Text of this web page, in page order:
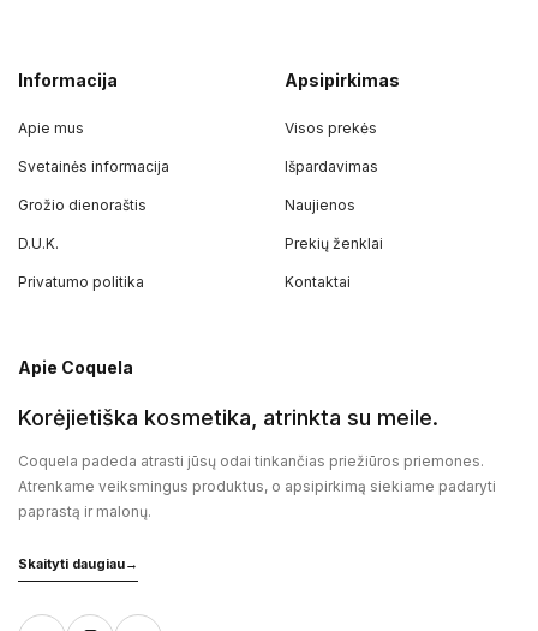
Informacija
Apie mus
Svetainės informacija
Grožio dienoraštis
D.U.K.
Privatumo politika
Apsipirkimas
Visos prekės
Išpardavimas
Naujienos
Prekių ženklai
Kontaktai
Apie Coquela
Korėjietiška kosmetika, atrinkta su meile.
Coquela padeda atrasti jūsų odai tinkančias priežiūros priemones.
Atrenkame veiksmingus produktus, o apsipirkimą siekiame padaryti
paprastą ir malonų.
Skaityti daugiau→